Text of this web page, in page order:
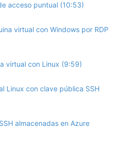
acceso puntual (10:53)
virtual con Windows por RDP
virtual con Linux (9:59)
Linux con clave pública SSH
almacenadas en Azure